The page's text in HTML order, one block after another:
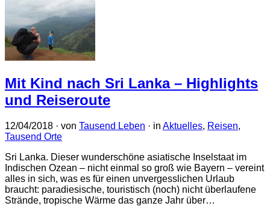
Mit Kind nach Sri Lanka – Highlights
und Reiseroute
12/04/2018 · von Tausend Leben · in Aktuelles, Reisen,
Tausend Orte
Sri Lanka. Dieser wunderschöne asiatische Inselstaat im
Indischen Ozean – nicht einmal so groß wie Bayern – vereint
alles in sich, was es für einen unvergesslichen Urlaub
braucht: paradiesische, touristisch (noch) nicht überlaufene
Strände, tropische Wärme das ganze Jahr über…